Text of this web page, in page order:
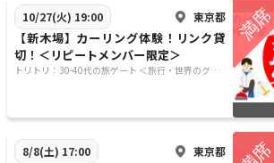
10/27(火) 19:00 東京都
【新木場】カーリング体験！リンク貸
切！＜リピートメンバー限定＞
トリトリ：30-40代の旅ゲート ＜旅行・世界のグル
8/8(土) 17:00 東京都